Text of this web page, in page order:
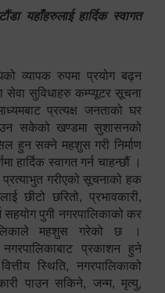
यहाँहरुलाई हार्दिक स्वागत
व्यापक रुपमा प्रयोग बढ्न
सेवा सुविधाहरु कम्प्यूटर सूचना
प्रत्यक्ष जनताको घर
सकेको खण्डमा सुशासनको
हुन सक्ने महशुस गरी निर्माण
हार्दिक स्वागत गर्न चाहन्छौं ।
गरीएको सूचनाको हक
छीटो छरितो, प्रभावकारी,
सहयोग पुगी नगरपालिकाको कर
महशुस गरेको छ ।
प्रकाशन हुने
स्थिति, नगरपालिकाको
पाउन सकिने, जन्म, मृत्यु,